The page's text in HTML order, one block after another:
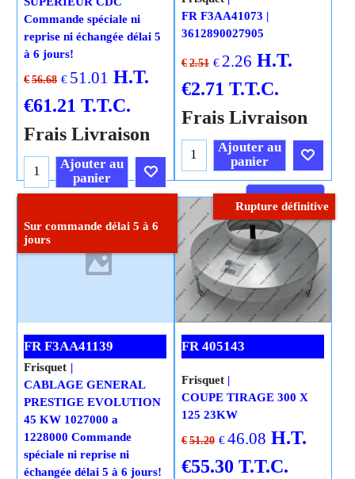
€ 56.68 € 51.01 H.T.
€61.21 T.T.C.
Frais Livraison
Commande spéciale ni
reprise ni échangée délai 5
à 6 jours!
Ajouter au
panier
€ 2.51 € 2.26 H.T.
€2.71 T.T.C.
Frais Livraison
FR F3AA41073
3612890027905
Ajouter au
panier
Cliquez ici
Sur commande délai 5 à 6
jours
FR F3AA41139
Frisquet
CABLAGE GENERAL
PRESTIGE EVOLUTION
45 KW 1027000 a
1228000 Commande
spéciale ni reprise ni
échangée délai 5 à 6 jours!
Rupture définitive
FR 405143
€ 51.20 €46.08 H.T.
€55.30 T.T.C.
Frisquet
COUPE TIRAGE 300 X
125 23KW